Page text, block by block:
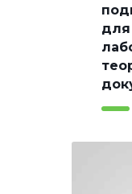
для